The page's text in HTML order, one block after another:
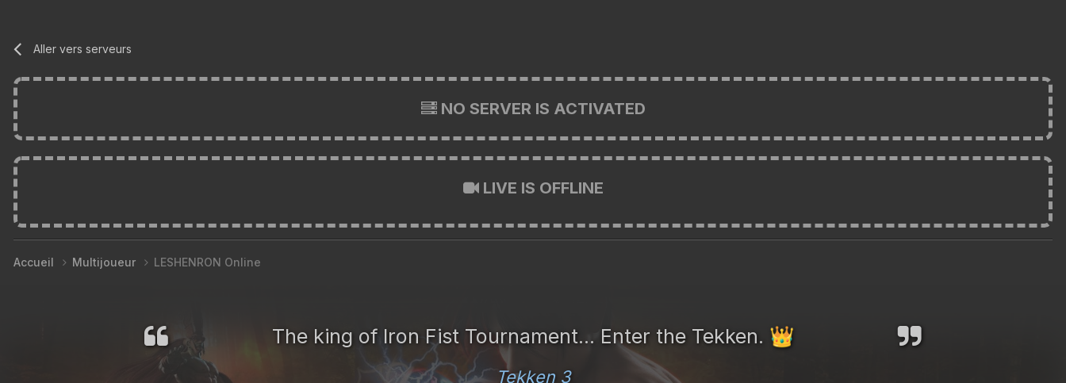
Aller vers serveurs
NO SERVER IS ACTIVATED
LIVE IS OFFLINE
Accueil Multijoueur LESHENRON Online
The king of Iron Fist Tournament... Enter the Tekken. 👑
Tekken 3